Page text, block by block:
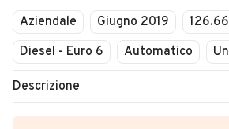
Aziendale Giugno 2019
Diesel - Euro 6
Automatico
Descrizione